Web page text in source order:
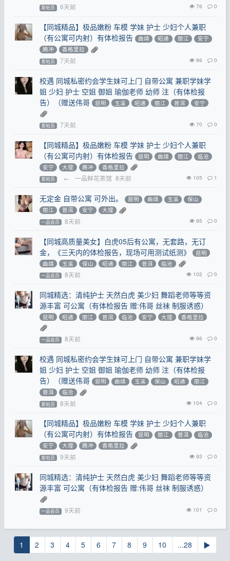
发帖员 6天前 76 0
【同城精品】极品嫩粉 车模 学妹 护士 少妇个人兼职
（有公寓可内射）有体检报告
曲靖 昭通 丽江
安宁
腾冲
香格里拉
发帖员 7天前 86 0
校遇 同城私密约会学生妹可上门 自带公寓 兼职学妹学
姐 少妇 护士 空姐 御姐 瑜伽老师 幼师 注（有体检报
告）（赠送伟哥
昆明 玉溪 昭通 丽江 普洱 安宁
发帖员 7天前 70 0
【同城精品】极品嫩粉 车模 学妹 护士 少妇个人兼职
（有公寓可内射）有体检报告
昆明 曲靖 丽江
临沧
安宁
大理 腾冲 香格里拉
发帖员 ← 一品鲜花茶馆 8天前 105 1
无定金 自带公寓 可外出。 昆明 曲靖 玉溪
保山
丽江
普洱 安宁 大理
一品会员 8天前 95 0
【同城高质量美女】白虎05后有公寓，无套路，无订
金，《三天内的体检报告，现场可用测试纸测》
昆明
曲靖
玉溪 保山 昭通 丽江 普洱 临沧
一品会员 8天前 102 0
同城精选：清纯护士 天然白虎 美少妇 舞蹈老师等等资
源丰富 可公寓（有体检报告 赠:伟哥 丝袜 制服诱惑）
昆明 昭通 丽江 普洱 临沧 安宁 大理 香格里拉
一品会员 8天前 96 0
校遇 同城私密约会学生妹可上门 自带公寓 兼职学妹学
姐 少妇 护士 空姐 御姐 瑜伽老师 幼师 注（有体检报
告）（赠送伟哥
昆明 曲靖 玉溪 保山 昭通
丽江
普洱
临沧
发帖员 8天前 104 0
【同城精品】极品嫩粉 车模 学妹 护士 少妇个人兼职
（有公寓可内射）有体检报告
昆明 丽江 普洱
临沧
安宁
大理 腾冲 香格里拉
发帖员 9天前 93 0
同城精选：清纯护士 天然白虎 美少妇 舞蹈老师等等资
源丰富 可公寓（有体检报告 赠:伟哥 丝袜 制服诱惑）
一品会员 9天前 101 0
1 2 3 4 5 6 7 8 9 10 ...28 ▶